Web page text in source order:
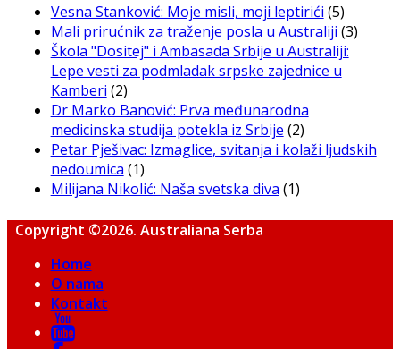
Vesna Stanković: Moje misli, moji leptirići (5)
Mali prirućnik za traženje posla u Australiji (3)
Škola "Dositej" i Ambasada Srbije u Australiji:
Lepe vesti za podmladak srpske zajednice u
Kamberi (2)
Dr Marko Banović: Prva međunarodna
medicinska studija potekla iz Srbije (2)
Petar Pješivac: Izmaglice, svitanja i kolaži ljudskih
nedoumica (1)
Milijana Nikolić: Naša svetska diva (1)
Copyright ©2026. Australiana Serba
Home
O nama
Kontakt